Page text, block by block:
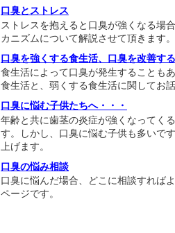
口臭とストレス
ストレスを抱えると口臭が強くなる場
カニズムについて解説させて頂きます。
口臭を強くする食生活、口臭を改善す
食生活によって口臭が発生することも
食生活と、弱くする食生活に関してお
口臭に悩む子供たちへ・・・
年齢と共に歯茎の炎症が強くなってく
す。しかし、口臭に悩む子供も多いで
上げます。
口臭の悩み相談
口臭に悩んだ場合、どこに相談すれば
ページです。